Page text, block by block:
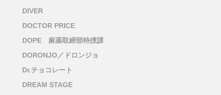
DIVER
DOCTOR PRICE
DOPE 麻薬取締部特捜課
DORONJO／ドロンジョ
Dr.チョコレート
DREAM STAGE